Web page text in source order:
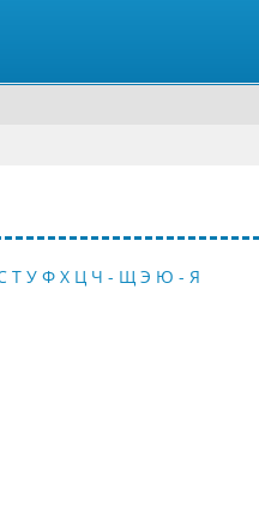
Т У Ф Х Ц Ч - Щ Э Ю - Я